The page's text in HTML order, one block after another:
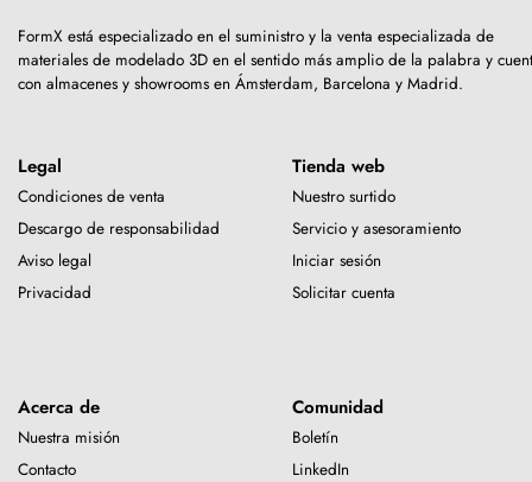
FormX está especializado en el suministro y la venta especializada de
materiales de modelado 3D en el sentido más amplio de la palabra y
con almacenes y showrooms en Ámsterdam, Barcelona y Madrid.
Legal
Condiciones de venta
Descargo de responsabilidad
Aviso legal
Privacidad
Tienda web
Nuestro surtido
Servicio y asesoramiento
Iniciar sesión
Solicitar cuenta
Acerca de
Nuestra misión
Contacto
Comunidad
Boletín
LinkedIn